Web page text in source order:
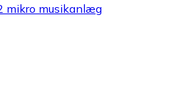
mikro musikanlæg